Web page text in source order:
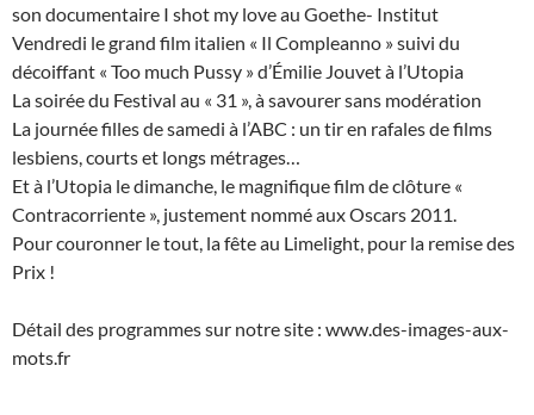
son documentaire I shot my love au Goethe- Institut
Vendredi le grand film italien « Il Compleanno » suivi du
décoiffant « Too much Pussy » d’Émilie Jouvet à l’Utopia
La soirée du Festival au « 31 », à savourer sans modération
La journée filles de samedi à l’ABC : un tir en rafales de films
lesbiens, courts et longs métrages…
Et à l’Utopia le dimanche, le magnifique film de clôture «
Contracorriente », justement nommé aux Oscars 2011.
Pour couronner le tout, la fête au Limelight, pour la remise des
Prix !
Détail des programmes sur notre site : www.des-images-aux-
mots.fr